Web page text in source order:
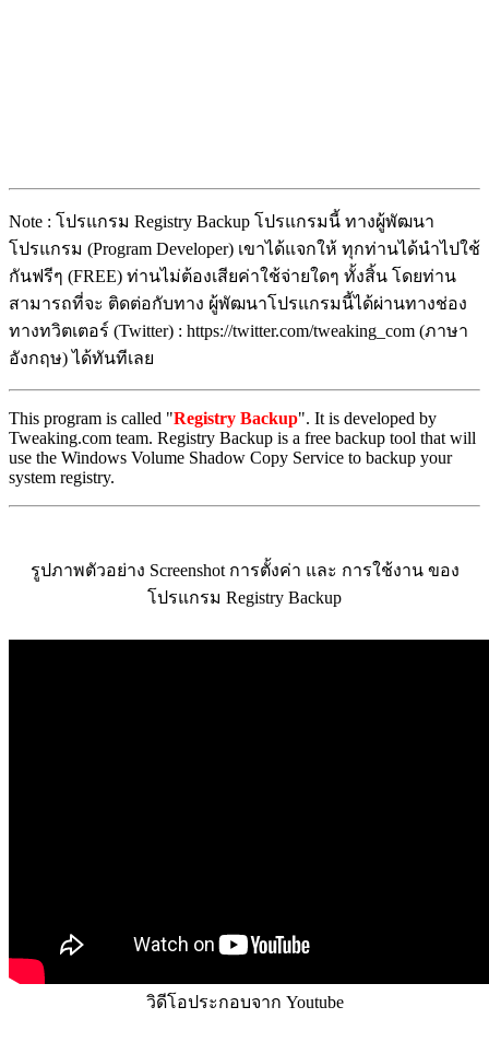
Note : โปรแกรม Registry Backup โปรแกรมนี้ ทางผู้พัฒนา
โปรแกรม (Program Developer) เขาได้แจกให้ ทุกท่านได้นำไปใช้
กันฟรีๆ (FREE) ท่านไม่ต้องเสียค่าใช้จ่ายใดๆ ทั้งสิ้น โดยท่าน
สามารถที่จะ ติดต่อกับทาง ผู้พัฒนาโปรแกรมนี้ได้ผ่านทางช่อง
ทางทวิตเตอร์ (Twitter) : https://twitter.com/tweaking_com (ภาษา
อังกฤษ) ได้ทันทีเลย
This program is called "Registry Backup". It is developed by
Tweaking.com team. Registry Backup is a free backup tool that will
use the Windows Volume Shadow Copy Service to backup your
system registry.
รูปภาพตัวอย่าง Screenshot การตั้งค่า และ การใช้งาน ของ
โปรแกรม Registry Backup
วิดีโอประกอบจาก Youtube